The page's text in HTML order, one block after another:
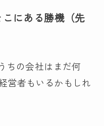
こにある勝機（先
ちの会社はまだ何
営者もいるかもしれ